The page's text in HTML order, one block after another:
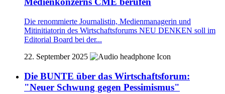
Die renommierte Journalistin, Medienmanagerin und
Mitinitiatorin des Wirtschaftsforums NEU DENKEN soll im
Editorial Board bei der...
22. September 2025
Die BUNTE über das Wirtschaftsforum:
"Neuer Schwung gegen Pessimismus"